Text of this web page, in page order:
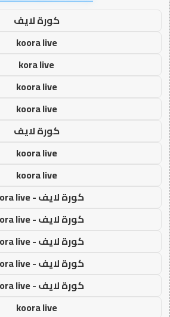
كورة لايف
koora live
kora live
koora live
koora live
كورة لايف
koora live
koora live
كورة لايف - koora live
كورة لايف - koora live
كورة لايف - koora live
كورة لايف - koora live
كورة لايف - koora live
koora live